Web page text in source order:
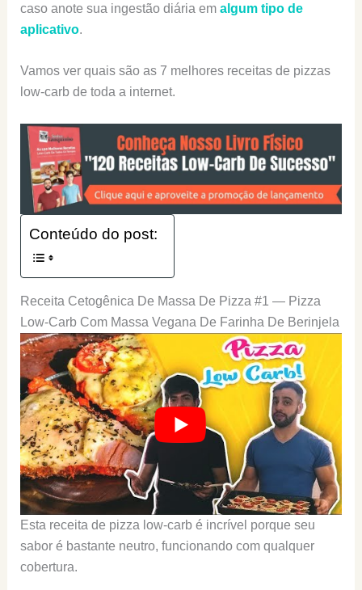
caso anote sua ingestão diária em algum tipo de
aplicativo.
Vamos ver quais são as 7 melhores receitas de pizzas
low-carb de toda a internet.
Conteúdo do post:
Receita Cetogênica De Massa De Pizza #1 — Pizza
Low-Carb Com Massa Vegana De Farinha De Berinjela
Esta receita de pizza low-carb é incrível porque seu
sabor é bastante neutro, funcionando com qualquer
cobertura.